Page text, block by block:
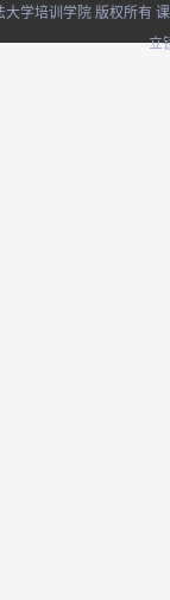
学培训学院 版权所有
立